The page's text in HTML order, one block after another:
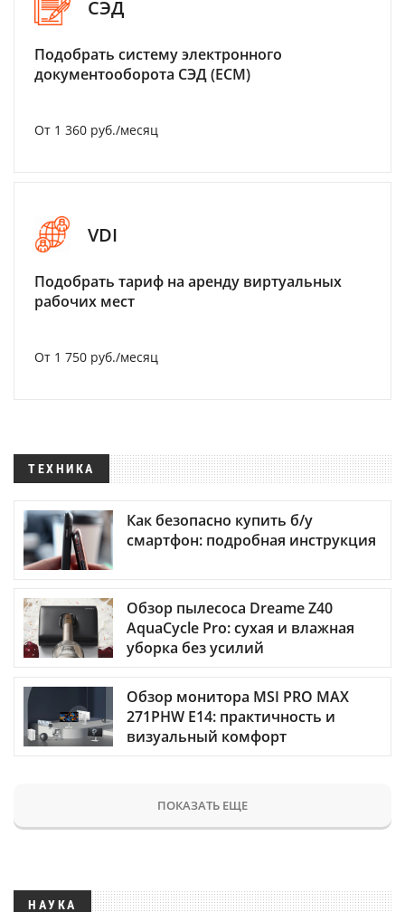
СЭД
Подобрать систему электронного
документооборота СЭД (ECM)
От 1 360 руб./месяц
VDI
Подобрать тариф на аренду виртуальных
рабочих мест
От 1 750 руб./месяц
ТЕХНИКА
Как безопасно купить б/у
смартфон: подробная инструкция
Обзор пылесоса Dreame Z40
AquaCycle Pro: сухая и влажная
уборка без усилий
Обзор монитора MSI PRO MAX
271PHW E14: практичность и
визуальный комфорт
ПОКАЗАТЬ ЕЩЕ
НАУКА